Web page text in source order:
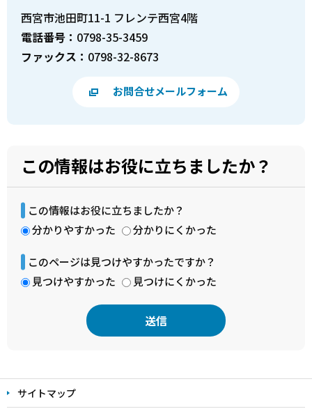
西宮市池田町11-1 フレンテ西宮4階
電話番号： 0798-35-3459
ファックス： 0798-32-8673
お問合せメールフォーム
この情報はお役に立ちましたか？
この情報はお役に立ちましたか？
分かりやすかった
分かりにくかった
このページは見つけやすかったですか？
見つけやすかった
見つけにくかった
文
こ サイトマップ